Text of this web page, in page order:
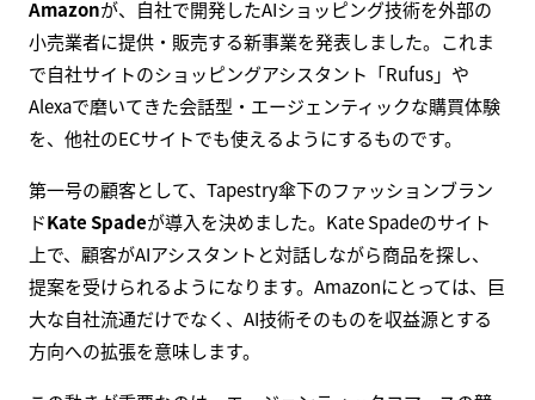
Amazonが、自社で開発したAIショッピング技術を外部の
小売業者に提供・販売する新事業を発表しました。これま
で自社サイトのショッピングアシスタント「Rufus」や
Alexaで磨いてきた会話型・エージェンティックな購買体験
を、他社のECサイトでも使えるようにするものです。
第一号の顧客として、Tapestry傘下のファッションブラン
ドKate Spadeが導入を決めました。Kate Spadeのサイト
上で、顧客がAIアシスタントと対話しながら商品を探し、
提案を受けられるようになります。Amazonにとっては、巨
大な自社流通だけでなく、AI技術そのものを収益源とする
方向への拡張を意味します。